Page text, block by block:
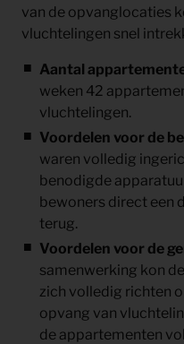
van de opvanglocaties
vluchtelingen snel
Aantal
weken 42
vluchtelingen.
Voordelen voor de
waren volledig
benodigde
bewoners direct een
terug.
Voordelen voor de
samenwerking kon
zich volledig richten
opvang van
de appartementen